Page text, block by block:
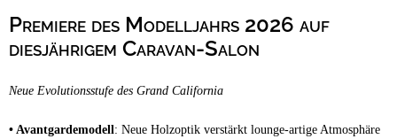
Ganzjährig geöffnet
Campingplätze
Premiere des Modelljahrs 2026 auf
diesjährigem Caravan-Salon
Neue Evolutionsstufe des Grand California
• Avantgardemodell : Neue Holzoptik verstärkt lounge-artige Atmosphäre